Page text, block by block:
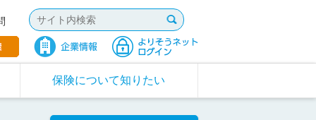
保険について知りたい